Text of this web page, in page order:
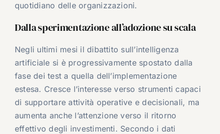
quotidiano delle organizzazioni.
Dalla sperimentazione all’adozione su scala
Negli ultimi mesi il dibattito sull’intelligenza
artificiale si è progressivamente spostato dalla
fase dei test a quella dell’implementazione
estesa. Cresce l’interesse verso strumenti capaci
di supportare attività operative e decisionali, ma
aumenta anche l’attenzione verso il ritorno
effettivo degli investimenti. Secondo i dati